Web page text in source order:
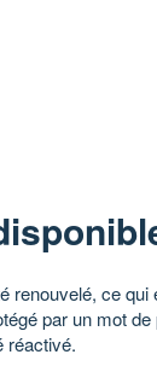
renouvelé, ce qui
par un mot de
réactivé.